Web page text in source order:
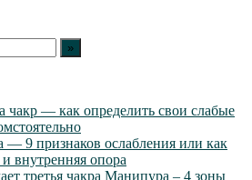
чакр — как определить свои слабые
— 9 признаков ослабления или как
внутренняя опора
третья чакра Манипура – 4 зоны